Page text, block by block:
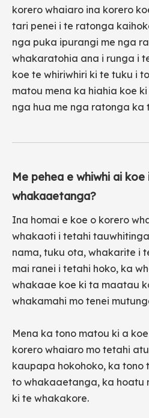
korero whaiaro ina korero
tari penei i te ratonga
nga puka ipurangi me nga
whakaratohia ana i runga i
koe te whiriwhiri ki te tuku i
matou mena ka hiahia koe
nga hua me nga ratonga ka
Me pehea e whiwhi ai koe
whakaaetanga?
Ina homai e koe o korero
whakaoti i tetahi
nama, tuku ota, whakarite i
mai ranei i tetahi hoko, ka
whakaae koe ki ta maatau
whakamahi mo tenei
Mena ka tono matou ki a
korero whaiaro mo tetahi
kaupapa hokohoko, ka tono
to whakaaetanga, ka hoatu
ki te whakakore.